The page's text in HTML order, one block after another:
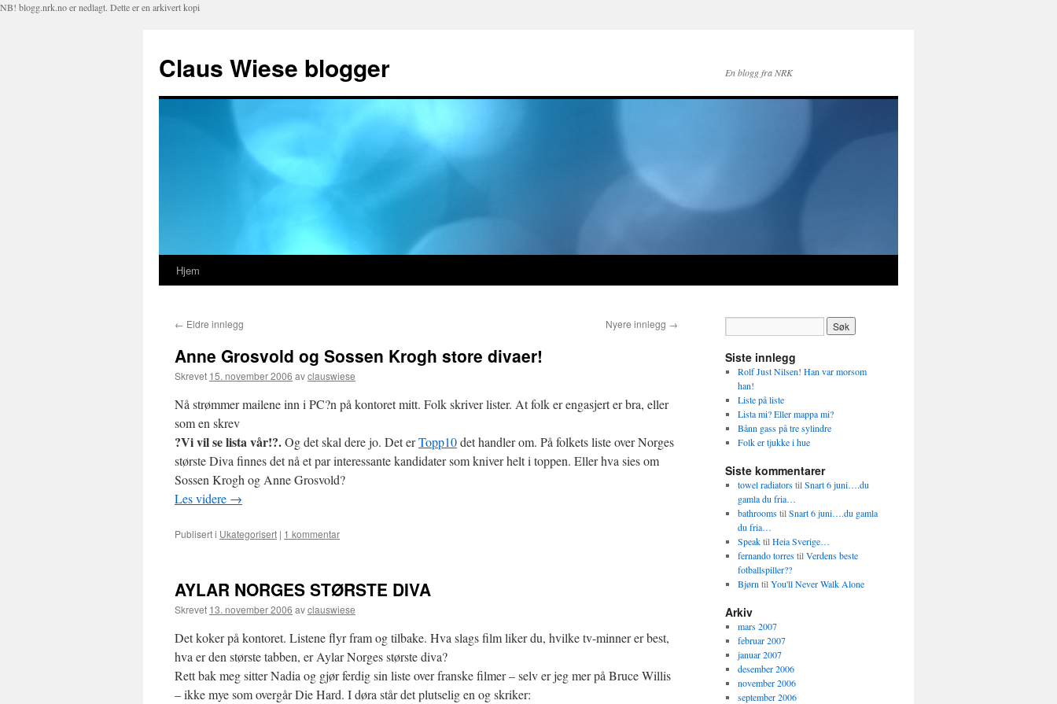
NB! blogg.nrk.no er nedlagt. Dette er en arkivert kopi
Claus Wiese blogger En blogg fra NRK
Hopp
innhold
Hjem
← Eldre innlegg Nyere innlegg →
Anne Grosvold og Sossen Krogh store divaer!
Skrevet 15. november 2006 avclauswiese
Nå strømmer mailene inn i PC?n på kontoret mitt. Folk skriver lister. At folk er engasjert er bra, eller
som en skrev
?Vi vil se lista vår!?.Og det skal dere jo. Det erTopp10det handler om. På folkets liste over Norges
største Diva finnes det nå et par interessante kandidater som kniver helt i toppen. Eller hva sies om
Sossen Krogh og Anne Grosvold?
Les videre →
Publisert i Ukategorisert | 1 kommentar
AYLAR NORGES STØRSTE DIVA
Skrevet 13. november 2006 avclauswiese
Det koker på kontoret. Listene flyr fram og tilbake. Hva slags film liker du, hvilke tv-minner er best,
hva er den største tabben, er Aylar Norges største diva?
Rett bak meg sitter Nadia og gjør ferdig sin liste over franske filmer – selv er jeg mer på Bruce Willis
– ikke mye som overgår Die Hard. I døra står det plutselig en og skriker:
Siste innlegg
Rolf Just Nilsen! Han var morsom
han!
Liste på liste
Lista mi? Eller mappa mi?
Bånn gass på tre sylindre
Folk er tjukke i hue
Siste kommentarer
towel radiatorstilSnart 6 juni….du
gamla du fria…
bathroomstilSnart 6 juni….du gamla
du fria…
SpeaktilHeia Sverige…
fernando torrestilVerdens beste
fotballspiller??
Bjørn tilYou'll Never Walk Alone
Arkiv
mars 2007
februar 2007
januar 2007
desember 2006
november 2006
september 2006